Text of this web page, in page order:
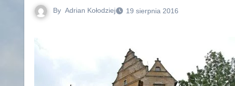
By Adrian Kołodziej 19 sierpnia 2016